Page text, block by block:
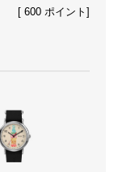
[ 600 ポイント]